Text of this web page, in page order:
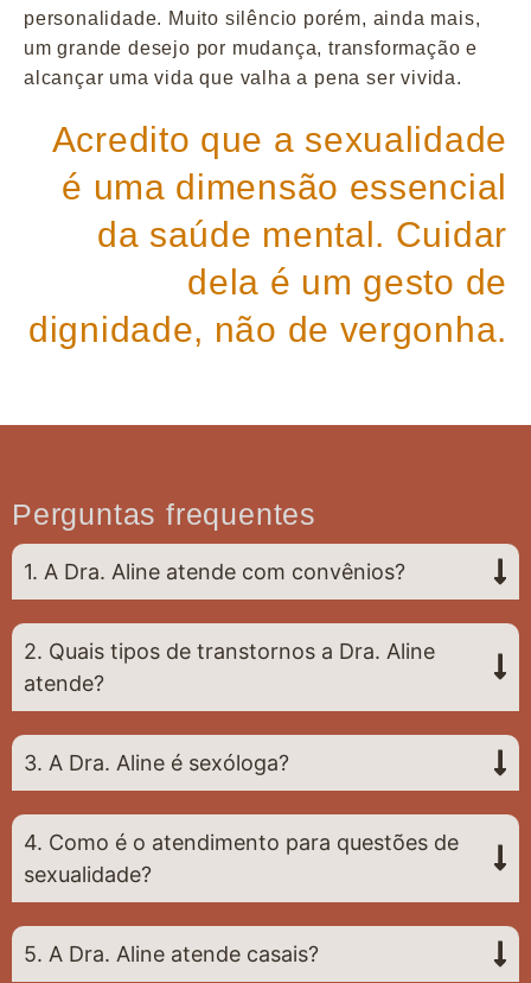
personalidade. Muito silêncio porém, ainda mais,
um grande desejo por mudança, transformação e
alcançar uma vida que valha a pena ser vivida.
Acredito que a sexualidade
é uma dimensão essencial
da saúde mental. Cuidar
dela é um gesto de
dignidade, não de vergonha.
Perguntas frequentes
1. A Dra. Aline atende com convênios?
2. Quais tipos de transtornos a Dra. Aline
atende?
3. A Dra. Aline é sexóloga?
4. Como é o atendimento para questões de
sexualidade?
5. A Dra. Aline atende casais?